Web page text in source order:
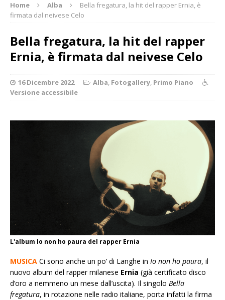
Home Alba
Bella fregatura, la hit del rapper Ernia, è
firmata dal neivese Celo
Bella fregatura, la hit del rapper
Ernia, è firmata dal neivese Celo
16 Dicembre 2022 Alba, Fotogallery, Primo Piano
Versione accessibile
L'album Io non ho paura del rapper Ernia
MUSICA Ci sono anche un po’ di Langhe in Io non ho paura, il
nuovo album del rapper milanese Ernia (già certificato disco
d’oro a nemmeno un mese dall’uscita). Il singolo Bella
fregatura, in rotazione nelle radio italiane, porta infatti la firma